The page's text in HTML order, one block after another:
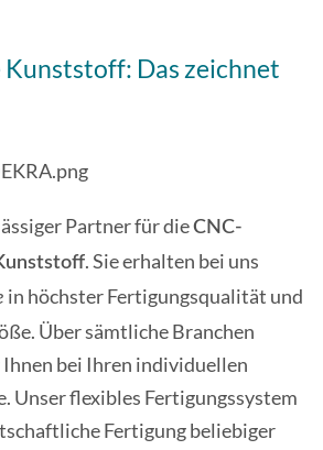
Kunststoff: Das zeichnet
Partner für dieCNC-
. Sie erhalten bei uns
in höchster Fertigungsqualität und
Über sämtliche Branchen
bei Ihren individuellen
Unser flexibles Fertigungssystem
Fertigung beliebiger